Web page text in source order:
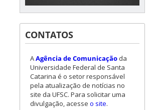
CONTATOS
AAgência de Comunicaçãoda
Universidade Federal de Santa
Catarina é o setor responsável
pela atualização de notícias no
site da UFSC. Para solicitar uma
divulgação, acesse o site.